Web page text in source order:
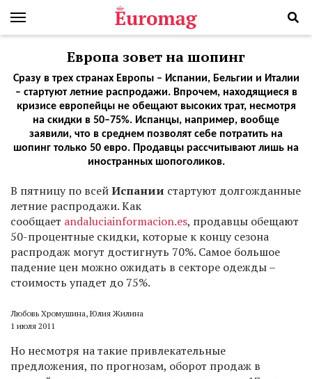
Европа зовет на шопинг
Сразу в трех странах Европы – Испании, Бельгии и Италии
– стартуют летние распродажи. Впрочем, находящиеся в
кризисе европейцы не обещают высоких трат, несмотря
на скидки в 50–75%. Испанцы, например, вообще
заявили, что в среднем позволят себе потратить на
шопинг только 50 евро. Продавцы рассчитывают лишь на
иностранных шопоголиков.
В пятницу по всейИспании стартуют долгожданные
летние распродажи. Как
сообщает andaluciainformacion.es, продавцы обещают
50-процентные скидки, которые к концу сезона
распродаж могут достигнуть 70%. Самое большое
падение цен можно ожидать в секторе одежды –
стоимость упадет до 75%.
Любовь Хромушина, Юлия Жилина
1 июля 2011
Но несмотря на такие привлекательные
предложения, по прогнозам, оборот продаж в